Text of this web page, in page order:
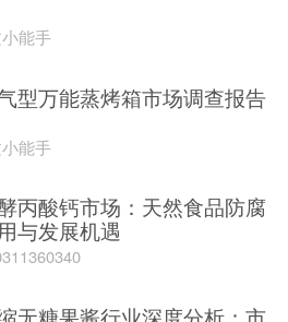
能手
型万能蒸烤箱市场调查报告
能手
丙酸钙市场：天然食品防腐
与发展机遇
无糖果酱行业深度分析：市